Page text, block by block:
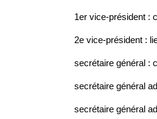
1er vice-président :
2e vice-président :
secrétaire général :
secrétaire général
secrétaire général